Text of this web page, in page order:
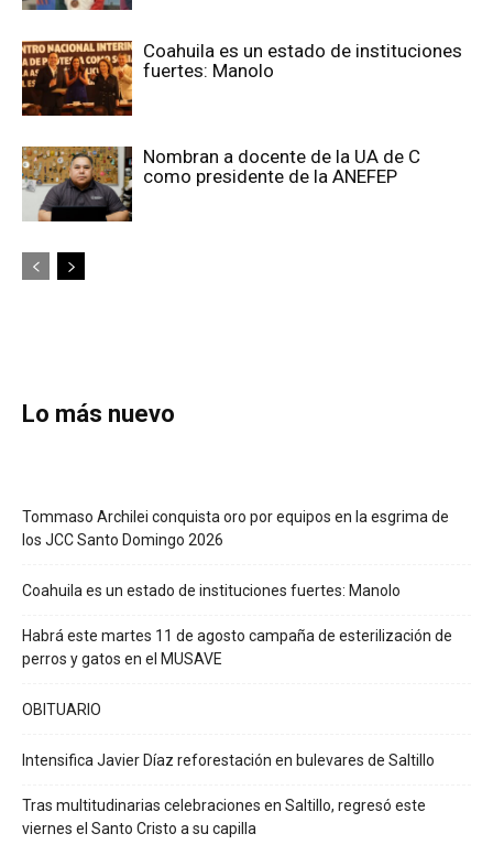
Coahuila es un estado de instituciones
fuertes: Manolo
Nombran a docente de la UA de C
como presidente de la ANEFEP
Lo más nuevo
Tommaso Archilei conquista oro por equipos en la esgrima de
los JCC Santo Domingo 2026
Coahuila es un estado de instituciones fuertes: Manolo
Habrá este martes 11 de agosto campaña de esterilización de
perros y gatos en el MUSAVE
OBITUARIO
Intensifica Javier Díaz reforestación en bulevares de Saltillo
Tras multitudinarias celebraciones en Saltillo, regresó este
viernes el Santo Cristo a su capilla